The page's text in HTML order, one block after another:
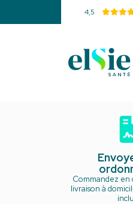
4,5
Commandez en
livraison à